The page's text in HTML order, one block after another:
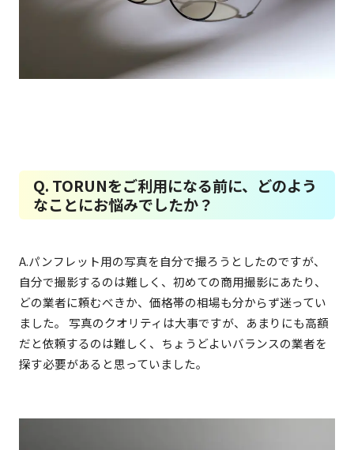
Q. TORUNをご利用になる前に、どのよう
なことにお悩みでしたか？
A.パンフレット用の写真を自分で撮ろうとしたのですが、
自分で撮影するのは難しく、初めての商用撮影にあたり、
どの業者に頼むべきか、価格帯の相場も分からず迷ってい
ました。 写真のクオリティは大事ですが、あまりにも高額
だと依頼するのは難しく、ちょうどよいバランスの業者を
探す必要があると思っていました。